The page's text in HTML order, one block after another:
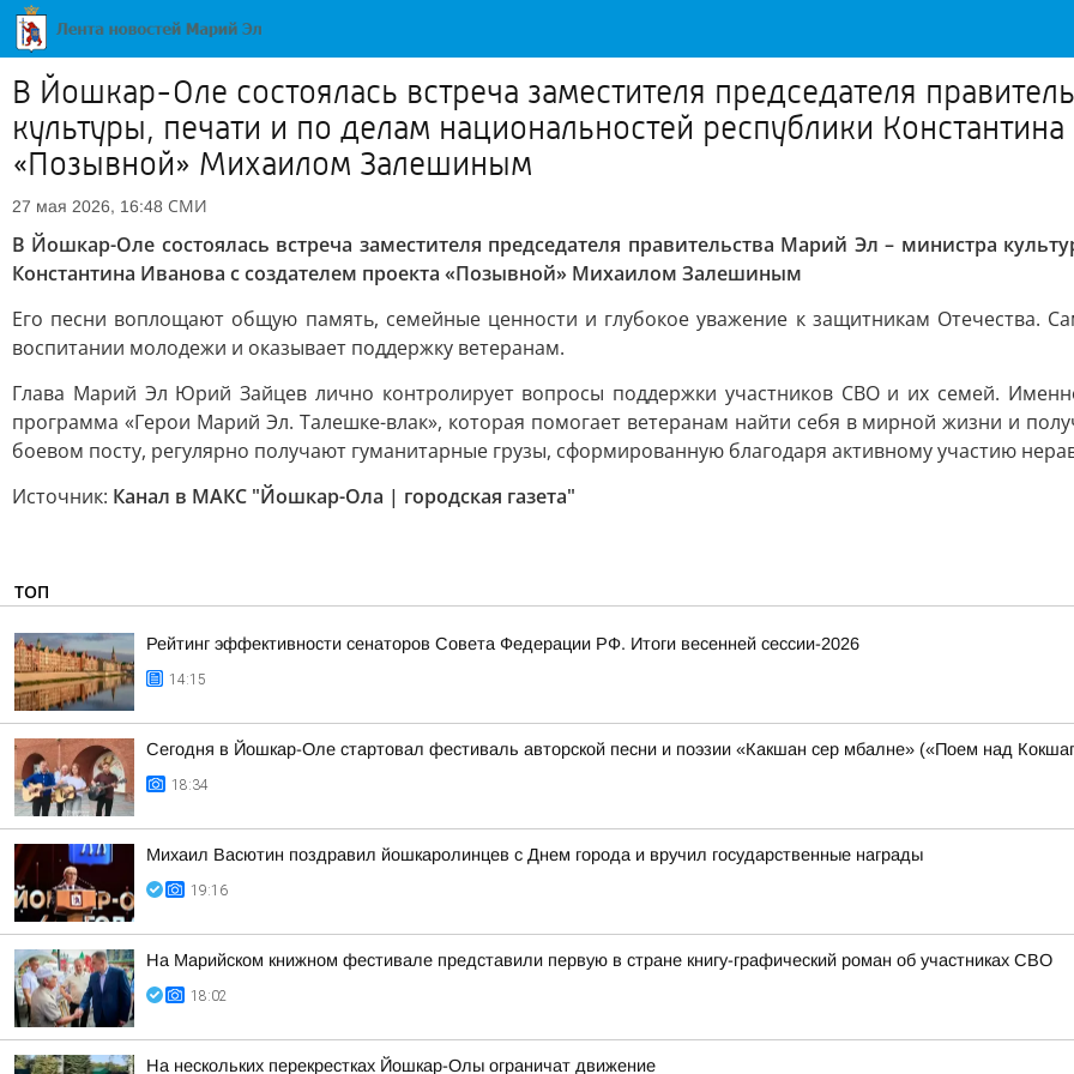
В Йошкар-Оле состоялась встреча заместителя председателя
культуры, печати и по делам национальностей республики
«Позывной» Михаилом Залешиным
27 мая 2026, 16:48 СМИ
В Йошкар-Оле состоялась встреча заместителя председателя правительства Марий Эл – министра
Константина Иванова с создателем проекта «Позывной» Михаилом Залешиным
Его песни воплощают общую память, семейные ценности и глубокое уважение к защитникам Отечества.
воспитании молодежи и оказывает поддержку ветеранам.
Глава Марий Эл Юрий Зайцев лично контролирует вопросы поддержки участников СВО и их семей.
программа «Герои Марий Эл. Талешке-влак», которая помогает ветеранам найти себя в мирной жизни и
боевом посту, регулярно получают гуманитарные грузы, сформированную благодаря активному участию
Источник: Канал в МАКС "Йошкар-Ола | городская газета"
ТОП
Рейтинг эффективности сенаторов Совета Федерации РФ. Итоги весенней сессии-2026
14:15
Сегодня в Йошкар-Оле стартовал фестиваль авторской песни и поэзии «Какшан сер мбалне» («Поем над
18:34
Михаил Васютин поздравил йошкаролинцев с Днем города и вручил государственные награды
19:16
На Марийском книжном фестивале представили первую в стране книгу-графический роман об участниках СВО
18:02
На нескольких перекрестках Йошкар-Олы ограничат движение